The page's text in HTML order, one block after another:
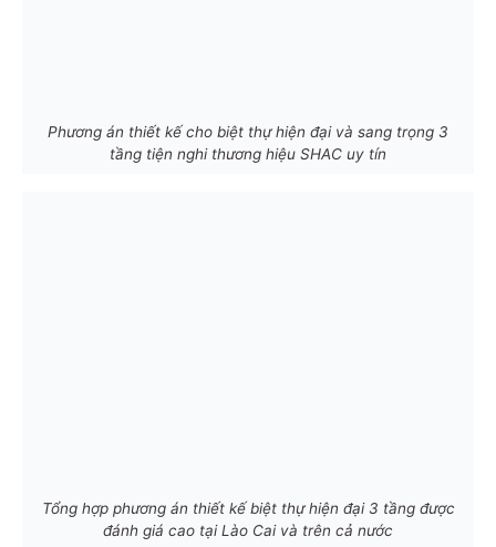
Phương án thiết kế cho biệt thự hiện đại và sang trọng 3
tầng tiện nghi thương hiệu SHAC uy tín
Tổng hợp phương án thiết kế biệt thự hiện đại 3 tầng được
đánh giá cao tại Lào Cai và trên cả nước